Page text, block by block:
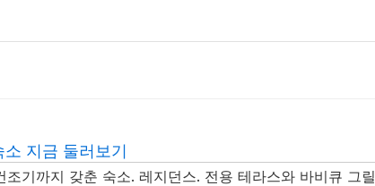
지금 둘러보기
기까지 갖춘 숙소. 레지던스. 전용 테라스와 바비큐 그릴